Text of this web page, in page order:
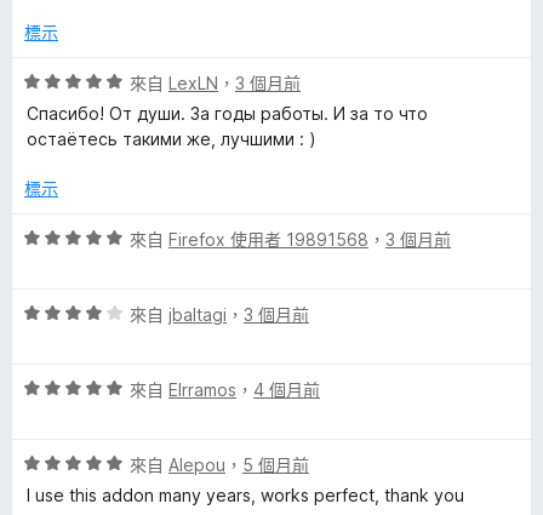
o
r
D
i
c
i
滿
5
分
標示
評
價
5
，
分
來自 LexLN ， 3 個月前
Спасибо! От души. За годы работы. И за то что
остаётесь такими же, лучшими : )
標示
評
分
分
來自 Firefox 使用者 19891568 ， 3 個月前
評
分
分
5
來自 jbaltagi ， 3 個月前
評
分
，
來自 Elrramos ， 4 個月前
評
價
來自 Alepou ， 5 個月前
I use this addon many years, works perfect, thank you